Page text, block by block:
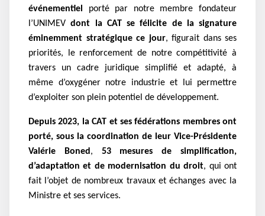
événementiel
porté par notre membre fondateur
l’UNIMEVdont la CAT se félicite de la signature
éminemment stratégique ce jour, figurait dans ses
priorités, le renforcement de notre compétitivité à
travers un cadre juridique simplifié et adapté, à
même d’oxygéner notre industrie et lui permettre
d’exploiter son plein potentiel de développement.
Depuis 2023, la CAT et ses fédérations membres ont
porté, sous la coordination de leur Vice-Présidente
Valérie Boned, 53 mesures de simplification,
d’adaptation et de modernisation du droit, qui ont
fait l’objet de nombreux travaux et échanges avec la
Ministre et ses services.